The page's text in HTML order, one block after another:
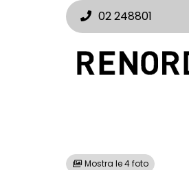
02 248801
Mostra le 4 foto